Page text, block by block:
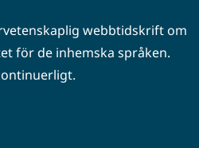
webbtidskrift om
för de inhemska språken.